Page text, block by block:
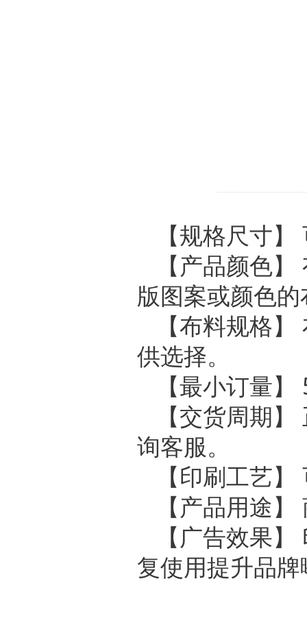
【规格尺寸
【产品颜色
版图案或颜色
【布料规格
供选择。
【最小订量
【交货周期
询客服。
【印刷工艺
【产品用途
【广告效果
复使用提升品